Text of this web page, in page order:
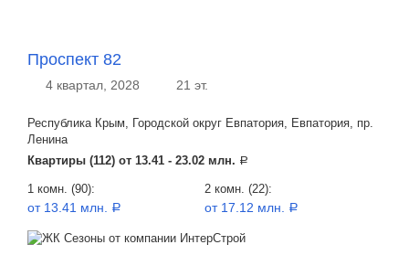
Проспект 82
4 квартал, 2028 21 эт.
Республика Крым, Городской округ Евпатория, Евпатория, пр.
Ленина
Квартиры (112) от 13.41 - 23.02 млн. a
1 комн. (90):
от 13.41 млн. a
2 комн. (22):
от 17.12 млн. a